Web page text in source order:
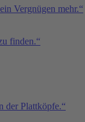
Vergnügen mehr.“
finden.“
der Plattköpfe.“